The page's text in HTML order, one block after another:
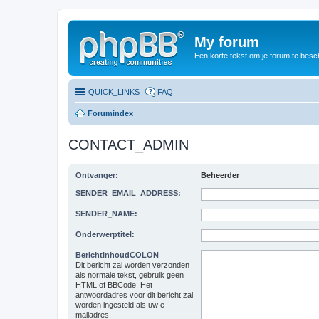
My forum
Een korte tekst om je forum te
QUICK_LINKS FAQ
Forumindex
CONTACT_ADMIN
Ontvanger: Beheerder
SENDER_EMAIL_ADDRESS:
SENDER_NAME:
Onderwerptitel:
BerichtinhoudCOLON
Dit bericht zal worden verzonden
als normale tekst, gebruik geen
HTML of BBCode. Het
antwoordadres voor dit bericht zal
worden ingesteld als uw e-
mailadres.